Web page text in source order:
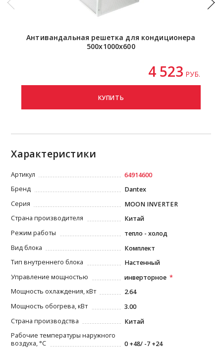
Антивандальная решетка для кондиционера
500х1000х600
4 523 РУБ.
КУПИТЬ
Характеристики
Артикул
64914600
Бренд
Dantex
Серия
MOON INVERTER
Страна производителя
Китай
Режим работы
тепло - холод
Вид блока
Комплект
Тип внутреннего блока
Настенный
Управление мощностью
инверторное
Мощность охлаждения, кВт
2.64
Мощность обогрева, кВт
3.00
Страна производства
Китай
Рабочие температуры наружного
воздуха, °С
0 +48/ -7 +24